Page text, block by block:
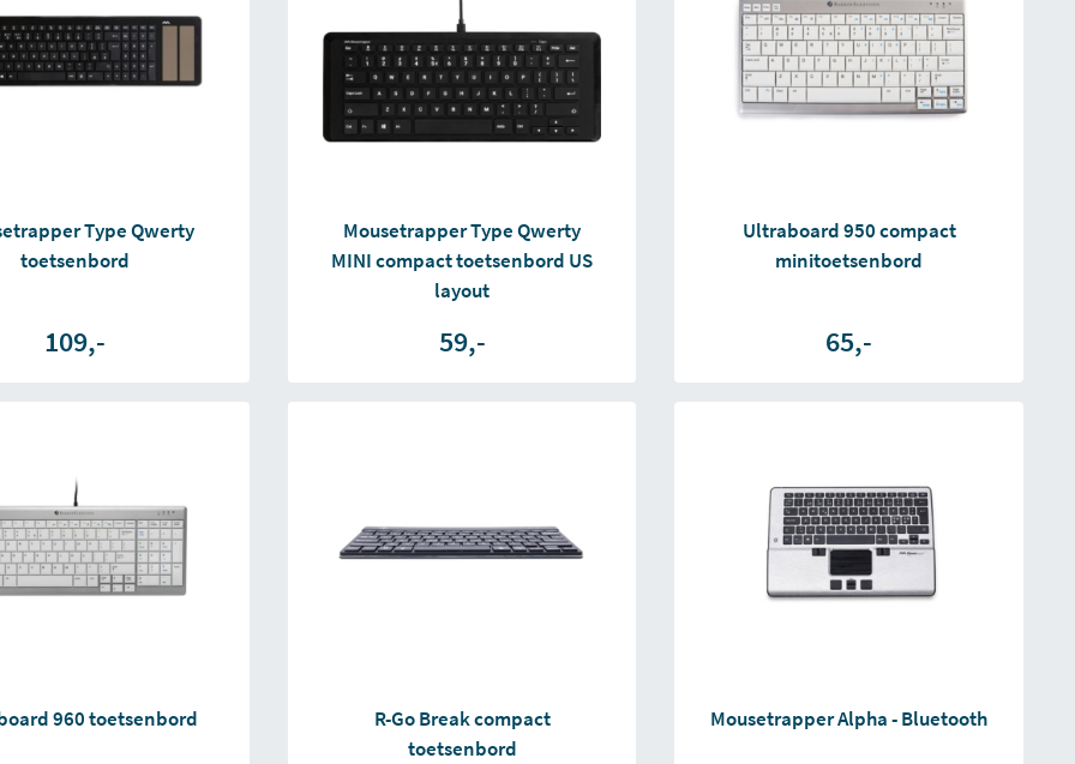
Type Qwerty
toetsenbord
109,-
Mousetrapper Type Qwerty
MINI compact toetsenbord US
layout
59,-
Ultraboard 950 compact
minitoetsenbord
65,-
960 toetsenbord
R-Go Break compact
toetsenbord
Mousetrapper Alpha - Bluetooth